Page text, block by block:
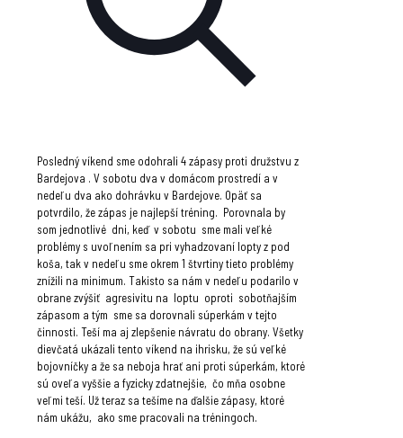
Posledný víkend sme odohrali 4 zápasy proti družstvu z
Bardejova . V sobotu dva v domácom prostredí a v
nedeľu dva ako dohrávku v Bardejove. Opäť sa
potvrdilo, že zápas je najlepší tréning. Porovnala by
som jednotlivé dni, keď v sobotu sme mali veľké
problémy s uvoľnením sa pri vyhadzovaní lopty z pod
koša, tak v nedeľu sme okrem 1 štvrtiny tieto problémy
znížili na minimum. Takisto sa nám v nedeľu podarilo v
obrane zvýšiť agresivitu na loptu oproti sobotňajším
zápasom a tým sme sa dorovnali súperkám v tejto
činnosti. Teší ma aj zlepšenie návratu do obrany. Všetky
dievčatá ukázali tento víkend na ihrisku, že sú veľké
bojovníčky a že sa neboja hrať ani proti súperkám, ktoré
sú oveľa vyššie a fyzicky zdatnejšie, čo mňa osobne
veľmi teší. Už teraz sa tešíme na ďalšie zápasy, ktoré
nám ukážu, ako sme pracovali na tréningoch.